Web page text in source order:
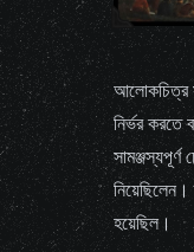
আলোকচিত্র
নির্ভর
সামঞ্জস্যপূর্ণ
হয়েছিল।